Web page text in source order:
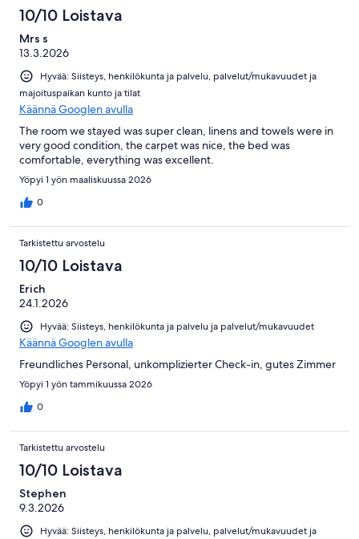
10/10 Loistava
Mrs s
13.3.2026
Hyvää: Siisteys, henkilökunta ja palvelu, palvelut/mukavuudet ja
majoituspaikan kunto ja tilat
Käännä Googlen avulla
The room we stayed was super clean, linens and towels were in
very good condition, the carpet was nice, the bed was
comfortable, everything was excellent.
Yöpyi 1 yön maaliskuussa 2026
0
Tarkistettu arvostelu
10/10 Loistava
Erich
24.1.2026
Hyvää: Siisteys, henkilökunta ja palvelu ja palvelut/mukavuudet
Käännä Googlen avulla
Freundliches Personal, unkomplizierter Check-in, gutes Zimmer
Yöpyi 1 yön tammikuussa 2026
0
Tarkistettu arvostelu
10/10 Loistava
Stephen
9.3.2026
Hyvää: Siisteys, henkilökunta ja palvelu, palvelut/mukavuudet ja